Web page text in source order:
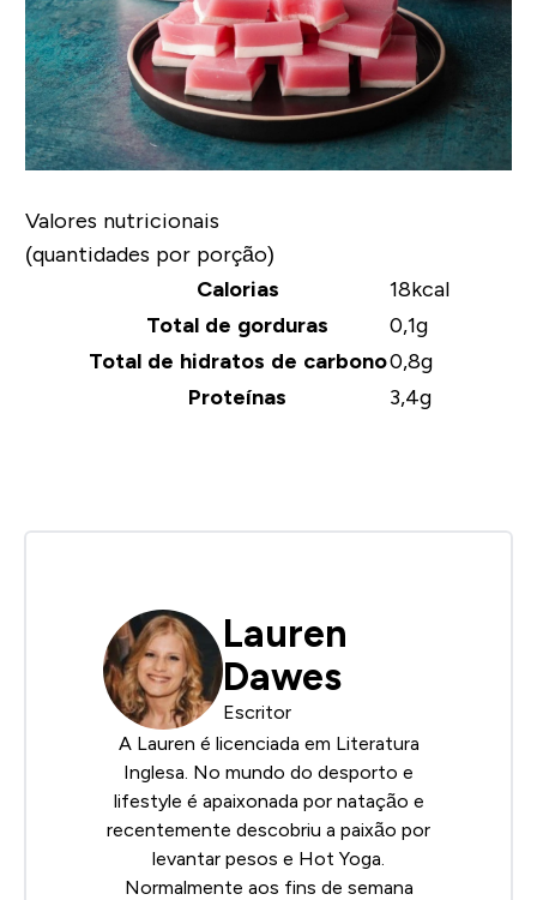
Valores nutricionais
(quantidades por porção)
Calorias
18kcal
Total de gorduras
0,1g
Total de hidratos de carbono0,8g
Proteínas
3,4g
Lauren
Dawes
Escritor
A Lauren é licenciada em Literatura
Inglesa. No mundo do desporto e
lifestyle é apaixonada por natação e
recentemente descobriu a paixão por
levantar pesos e Hot Yoga.
Normalmente aos fins de semana